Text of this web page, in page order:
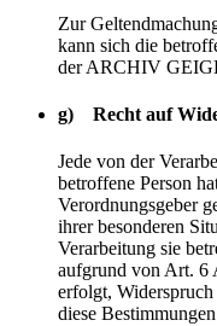
Zur
kann sich die
der ARCHIV
g) Recht auf
Jede von der
betroffene Person
Verordnungsgeber
ihrer besonderen
Verarbeitung sie
aufgrund von Art. 6
erfolgt,
diese